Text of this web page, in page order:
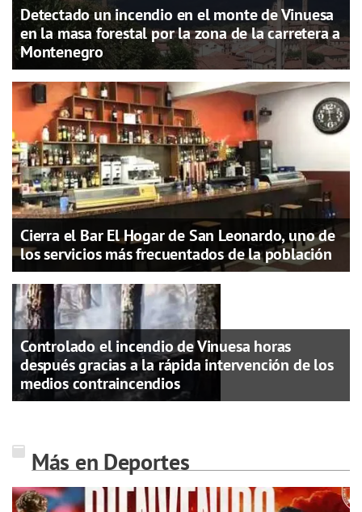
Detectado un incendio en el monte de Vinuesa
en la masa forestal por la zona de la carretera a
Montenegro
Cierra el Bar El Hogar de San Leonardo, uno de
los servicios más frecuentados de la población
Controlado el incendio de Vinuesa horas
después gracias a la rápida intervención de los
medios contraincendios
Más en Deportes